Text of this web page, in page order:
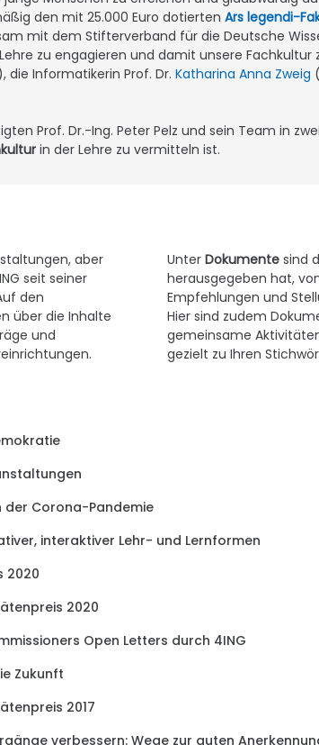
den mit 25.000 Euro dotierten Ars legendi-
mit dem Stifterverband für die Deutsche
zu engagieren und damit unsere Fachkultur
die Informatikerin Prof. Dr. Katharina Anna Zweig
Prof. Dr.-Ing. Peter Pelz und sein Team in
in der Lehre zu vermitteln ist.
aber
seit seiner
den
über die Inhalte
und
Unter Dokumente sind
herausgegeben hat,
Empfehlungen und
Hier sind zudem
gemeinsame
gezielt zu Ihren
der Corona-Pandemie
interaktiver Lehr- und Lernformen
2020
2020
Open Letters durch 4ING
Zukunft
2017
verbessern: Wege zur guten